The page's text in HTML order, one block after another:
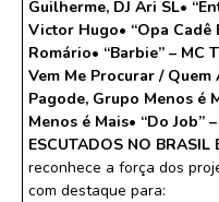
Guilherme, DJ Ari SL•⁠
Victor Hugo•⁠ ⁠“Opa Cadê
Romário•⁠ ⁠“Barbie” – MC
Vem Me Procurar / Quem
Pagode, Grupo Menos é
Menos é Mais•⁠ ⁠“Do Job”
ESCUTADOS NO BRASIL
reconhece a força dos
com destaque para: